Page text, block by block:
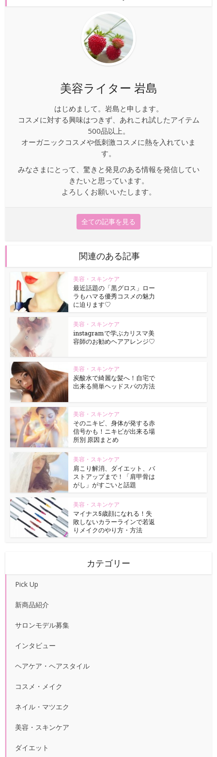
美容ライター 岩島
はじめまして。岩島と申します。
コスメに対する興味はつきず、あれこれ試したアイテム
500品以上。
オーガニックコスメや低刺激コスメに熱を入れていま
す。
みなさまにとって、驚きと発見のある情報を発信してい
きたいと思っています。
よろしくお願いいたします。
全ての記事を見る
関連のある記事
美容・スキンケア
最近話題の「黒グロス」ロー
ラもハマる優秀コスメの魅力
に迫ります♡
美容・スキンケア
instagramで学ぶカリスマ美
容師のお勧めヘアアレンジ♡
美容・スキンケア
炭酸水で綺麗な髪へ！自宅で
出来る簡単ヘッドスパの方法
美容・スキンケア
そのニキビ、身体が発する赤
信号かも！ニキビが出来る場
所別 原因まとめ
美容・スキンケア
肩こり解消、ダイエット、バ
ストアップまで！「肩甲骨は
がし」がすごいと話題
美容・スキンケア
マイナス5歳顔になれる！失
敗しないカラーラインで若返
りメイクのやり方・方法
カテゴリー
Pick Up
新商品紹介
サロンモデル募集
インタビュー
ヘアケア・ヘアスタイル
コスメ・メイク
ネイル・マツエク
美容・スキンケア
ダイエット